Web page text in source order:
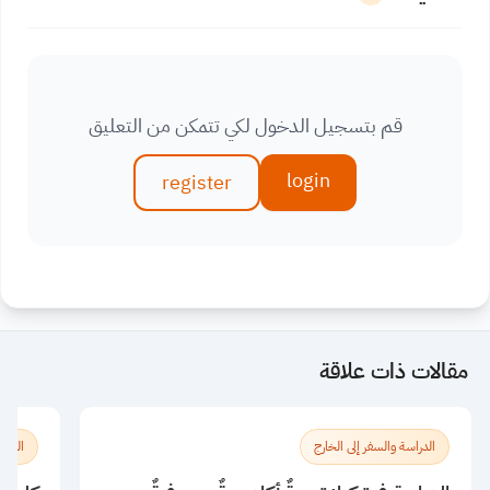
قم بتسجيل الدخول لكي تتمكن من التعليق
login
register
مقالات ذات علاقة
الدراسة والسفر إلى الخارج